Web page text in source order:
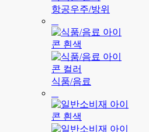
항공우주/방위
식품/음료